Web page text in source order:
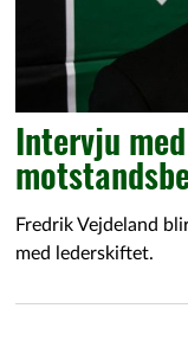
Intervju
Fredrik Vejdeland
med lederskiftet.